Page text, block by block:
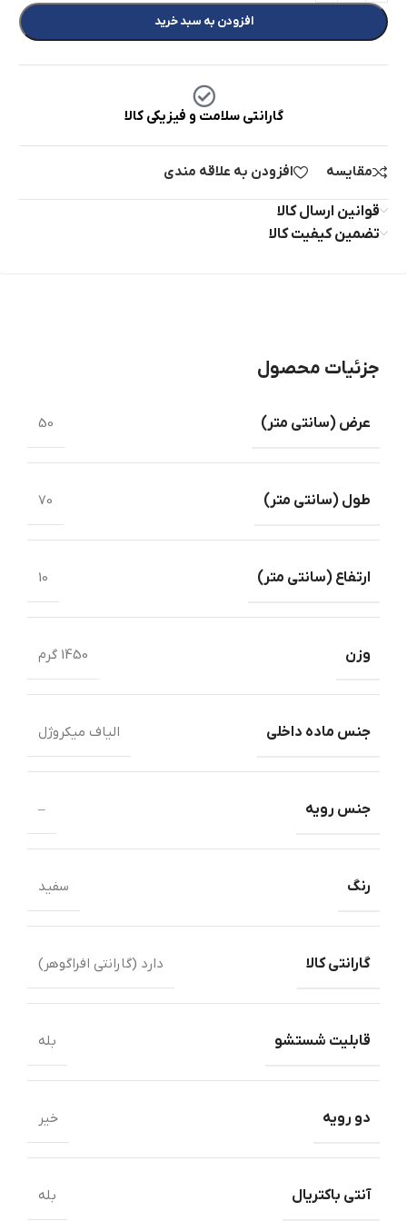
افزودن به سبد خرید
گارانتی سلامت و فیزیکی کالا
مقایسه افزودن به علاقه مندی
قوانین ارسال کالا
تضمین کیفیت کالا
جزئیات محصول
عرض ‏(‏سانتی متر‏) 50
طول ‏(‏سانتی متر‏)‏ 70
ارتفاع (سانتی متر) 10
وزن 1450 گرم
جنس ماده داخلی الیاف میکروژل
جنس رویه –
رنگ سفید
گارانتی کالا دارد (گارانتی افراگوهر)
قابلیت شستشو بله
دو رویه خیر
آنتی باکتریال بله